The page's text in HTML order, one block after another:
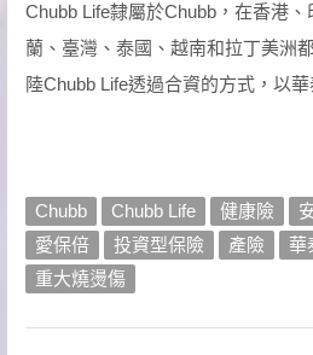
Chubb Life隸屬於Chubb，在香港
蘭、臺灣、泰國、越南和拉丁美洲
陸Chubb Life透過合資的方式，以
Chubb Chubb Life 健康險
愛保倍
投資型保險 產險 華
重大燒燙傷